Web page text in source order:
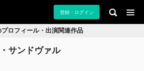
登録・ログイン
ロフィール・出演関連作品
サンドヴァル